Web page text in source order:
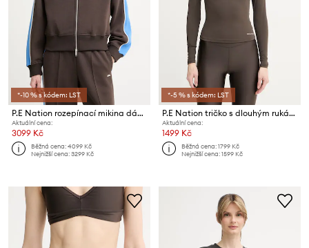
*-10 % s kódem: LST
P.E Nation rozepínací mikina dámská Triumph
Aktuální cena:
3099 Kč
Běžná cena:4099 Kč
Nejnižší cena:3299 Kč
*-5 % s kódem: LST
P.E Nation tričko s dlouhým rukávem dámské Foundation
Aktuální cena:
1499 Kč
Běžná cena:1799 Kč
Nejnižší cena:1599 Kč